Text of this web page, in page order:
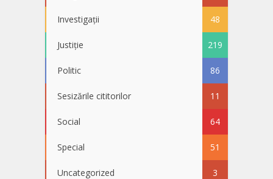
Investigații 48
Justiție 219
Politic 86
Sesizările cititorilor 11
Social 64
Special 51
Uncategorized 3